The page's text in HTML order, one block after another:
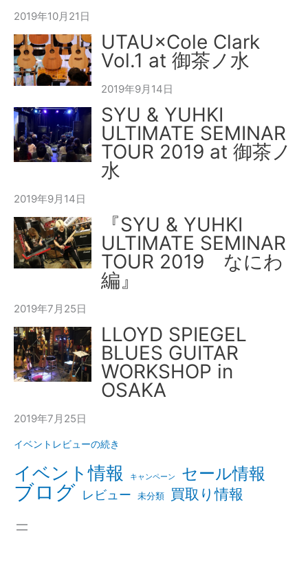
2019年10月21日
UTAU×Cole Clark
Vol.1 at 御茶ノ水
2019年9月14日
SYU & YUHKI
ULTIMATE SEMINAR
TOUR 2019 at 御茶ノ
水
2019年9月14日
『SYU & YUHKI
ULTIMATE SEMINAR
TOUR 2019 なにわ
編』
2019年7月25日
LLOYD SPIEGEL
BLUES GUITAR
WORKSHOP in
OSAKA
2019年7月25日
イベントレビューの続き
イベント情報 キャンペーン セール情報
ブログ レビュー 未分類 買取り情報